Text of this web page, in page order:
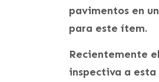
pavimentos en
para este ítem.
Recientemente
inspectiva a